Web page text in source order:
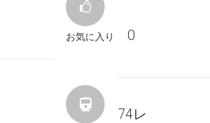
お気に入り 0
74レ